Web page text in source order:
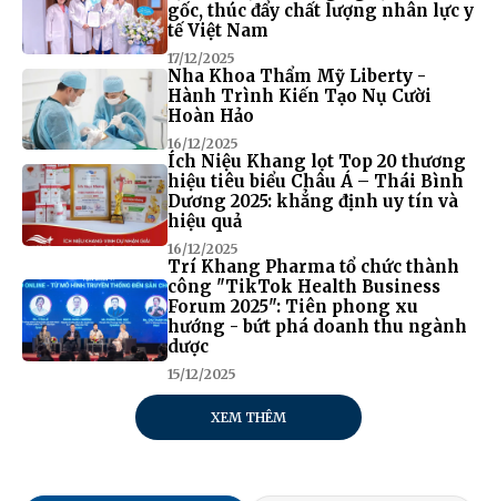
gốc, thúc đẩy chất lượng nhân lực y
tế Việt Nam
17/12/2025
Nha Khoa Thẩm Mỹ Liberty -
Hành Trình Kiến Tạo Nụ Cười
Hoàn Hảo
16/12/2025
Ích Niệu Khang lọt Top 20 thương
hiệu tiêu biểu Châu Á – Thái Bình
Dương 2025: khẳng định uy tín và
hiệu quả
16/12/2025
Trí Khang Pharma tổ chức thành
công "TikTok Health Business
Forum 2025": Tiên phong xu
hướng - bứt phá doanh thu ngành
dược
15/12/2025
XEM THÊM